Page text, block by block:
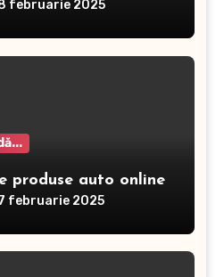
februarie 2025
produse auto online
februarie 2025